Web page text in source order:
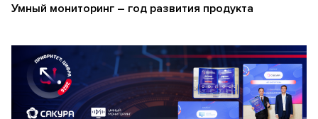
Умный мониторинг – год развития продукта